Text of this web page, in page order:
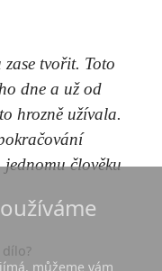
tvořit. Toto
dne a už od
hrozně užívala.
člověku
můžeme vám